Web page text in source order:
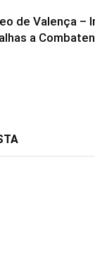
de Valença –
a